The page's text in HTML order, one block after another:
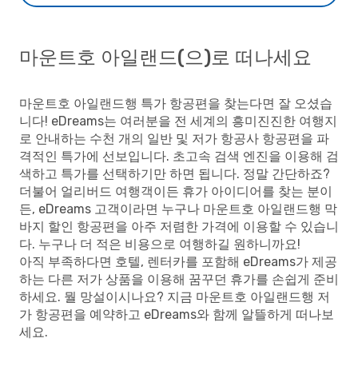
마운트호 아일랜드(으)로 떠나세요
마운트호 아일랜드행 특가 항공편을 찾는다면 잘 오셨습
니다! eDreams는 여러분을 전 세계의 흥미진진한 여행지
로 안내하는 수천 개의 일반 및 저가 항공사 항공편을 파
격적인 특가에 선보입니다. 초고속 검색 엔진을 이용해 검
색하고 특가를 선택하기만 하면 됩니다. 정말 간단하죠?
더불어 얼리버드 여행객이든 휴가 아이디어를 찾는 분이
든, eDreams 고객이라면 누구나 마운트호 아일랜드행 막
바지 할인 항공편을 아주 저렴한 가격에 이용할 수 있습니
다. 누구나 더 적은 비용으로 여행하길 원하니까요!
아직 부족하다면 호텔, 렌터카를 포함해 eDreams가 제공
하는 다른 저가 상품을 이용해 꿈꾸던 휴가를 손쉽게 준비
하세요. 뭘 망설이시나요? 지금 마운트호 아일랜드행 저
가 항공편을 예약하고 eDreams와 함께 알뜰하게 떠나보
세요.